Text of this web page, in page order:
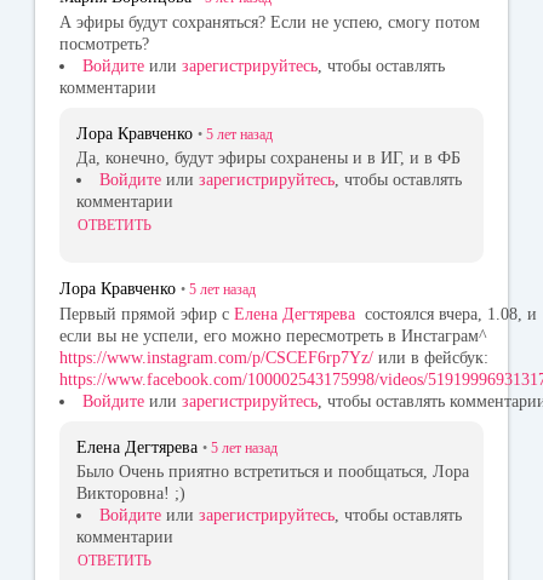
ni
ki
А эфиры будут сохраняться? Если не успею, смогу потом
посмотреть?
Войдите или зарегистрируйтесь , чтобы оставлять
комментарии
Лора Кравченко • 5 лет назад
Да, конечно, будут эфиры сохранены и в ИГ, и в ФБ
Войдите или зарегистрируйтесь, чтобы оставлять
комментарии
ОТВЕТИТЬ
Лора Кравченко • 5 лет назад
Первый прямой эфир с Елена Дегтярева состоялся вчера, 1.08, и
если вы не успели, его можно пересмотреть в Инстаграм^
https://www.instagram.com/p/CSCEF6rp7Yz/ или в фейсбук:
https://www.facebook.com/100002543175998/videos/
Войдите или зарегистрируйтесь , чтобы оставлять
Елена Дегтярева • 5 лет назад
Было Очень приятно встретиться и пообщаться, Лора
Викторовна! ;)
Войдите или зарегистрируйтесь, чтобы оставлять
комментарии
ОТВЕТИТЬ